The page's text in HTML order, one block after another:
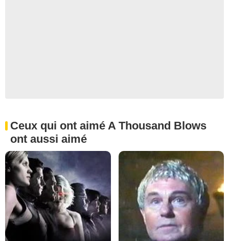
Ceux qui ont aimé A Thousand Blows
ont aussi aimé